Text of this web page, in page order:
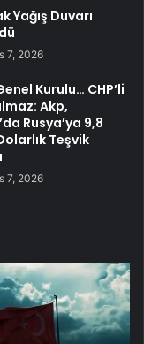
Yağış Duvarı
7, 2026
Kurulu… CHP’li
Akp,
Rusya’ya 9,8
Teşvik
7, 2026